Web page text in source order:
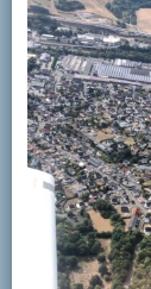
Team
Pressearchiv
Kontakt
Mitglied werden